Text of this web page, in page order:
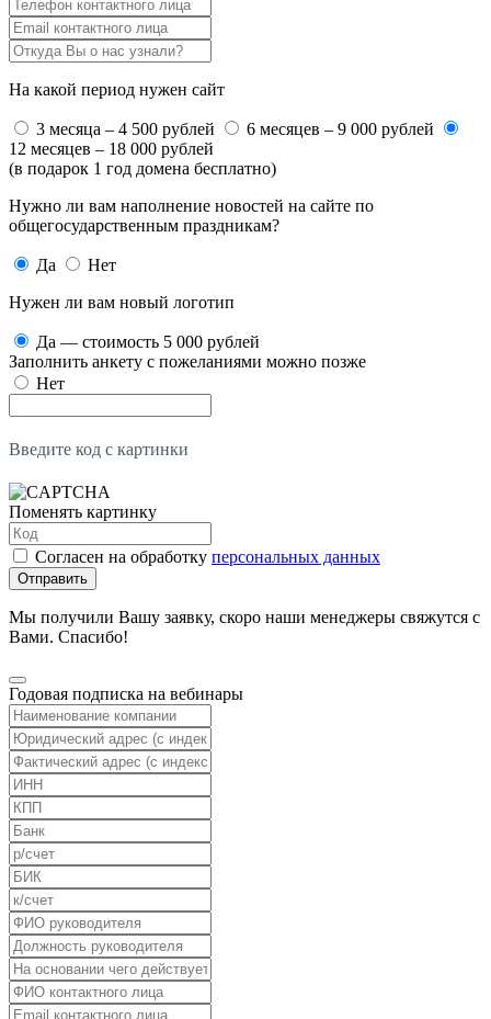
На какой период нужен сайт
3 месяца – 4 500 рублей
6 месяцев – 9 000 рублей
12 месяцев – 18 000 рублей
(в подарок 1 год домена бесплатно)
Нужно ли вам наполнение новостей на сайте по
общегосударственным праздникам?
Да
Нет
Нужен ли вам новый логотип
Да — стоимость 5 000 рублей
Заполнить анкету с пожеланиями можно позже
Нет
Введите код с картинки
Поменять картинку
Согласен на обработку персональных данных
Отправить
Мы получили Вашу заявку, скоро наши менеджеры свяжутся с
Вами. Спасибо!
Годовая подписка на вебинары